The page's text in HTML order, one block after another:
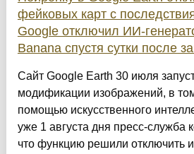
фейковых карт с
Google отключил ИИ-
Banana спустя сутки после
Сайт Google Earth 30 июля
модификации изображений, в
помощью искусственного
уже 1 августа дня пресс-служба
что функцию решили отключить